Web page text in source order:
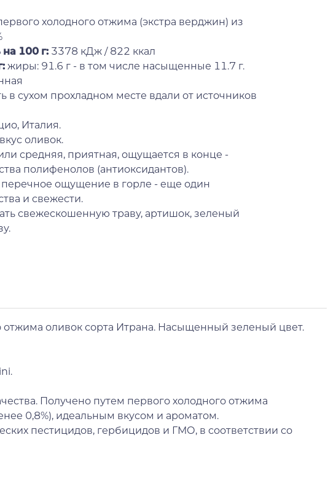
холодного отжима (экстра верджин) из
на 100 г: 3378 кДж / 822 ккал
жиры: 91.6 г - в том числе насыщенные 11.7 г.
в сухом прохладном месте вдали от источников
Италия.
оливок.
средняя, приятная, ощущается в конце -
полифенолов (антиоксидантов).
перечное ощущение в горле - еще один
и свежести.
свежескошенную траву, артишок, зеленый
оливок сорта Итрана. Насыщенный зеленый цвет.
Получено путем первого холодного отжима
0,8%), идеальным вкусом и ароматом.
пестицидов, гербицидов и ГМО, в соответствии со